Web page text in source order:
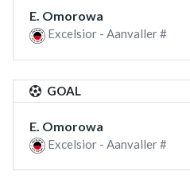
E. Omorowa
Excelsior - Aanvaller #
GOAL
E. Omorowa
Excelsior - Aanvaller #